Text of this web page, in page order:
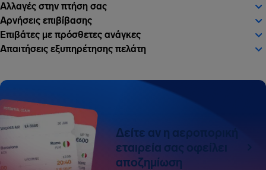
Αλλαγές στην πτήση σας
Αρνήσεις επιβίβασης
Επιβάτες με πρόσθετες ανάγκες
Απαιτήσεις εξυπηρέτησης πελάτη
Δείτε αν η αεροπορική
εταιρεία σας οφείλει
αποζημίωση